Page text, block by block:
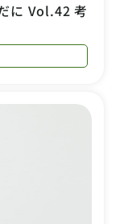
に Vol.42 考